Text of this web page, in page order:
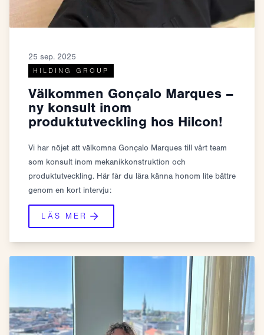
25 sep. 2025
HILDING GROUP
Välkommen Gonçalo Marques –
ny konsult inom
produktutveckling hos Hilcon!
Vi har nöjet att välkomna Gonçalo Marques till vårt team
som konsult inom mekanikkonstruktion och
produktutveckling. Här får du lära känna honom lite bättre
genom en kort intervju:
LÄS MER